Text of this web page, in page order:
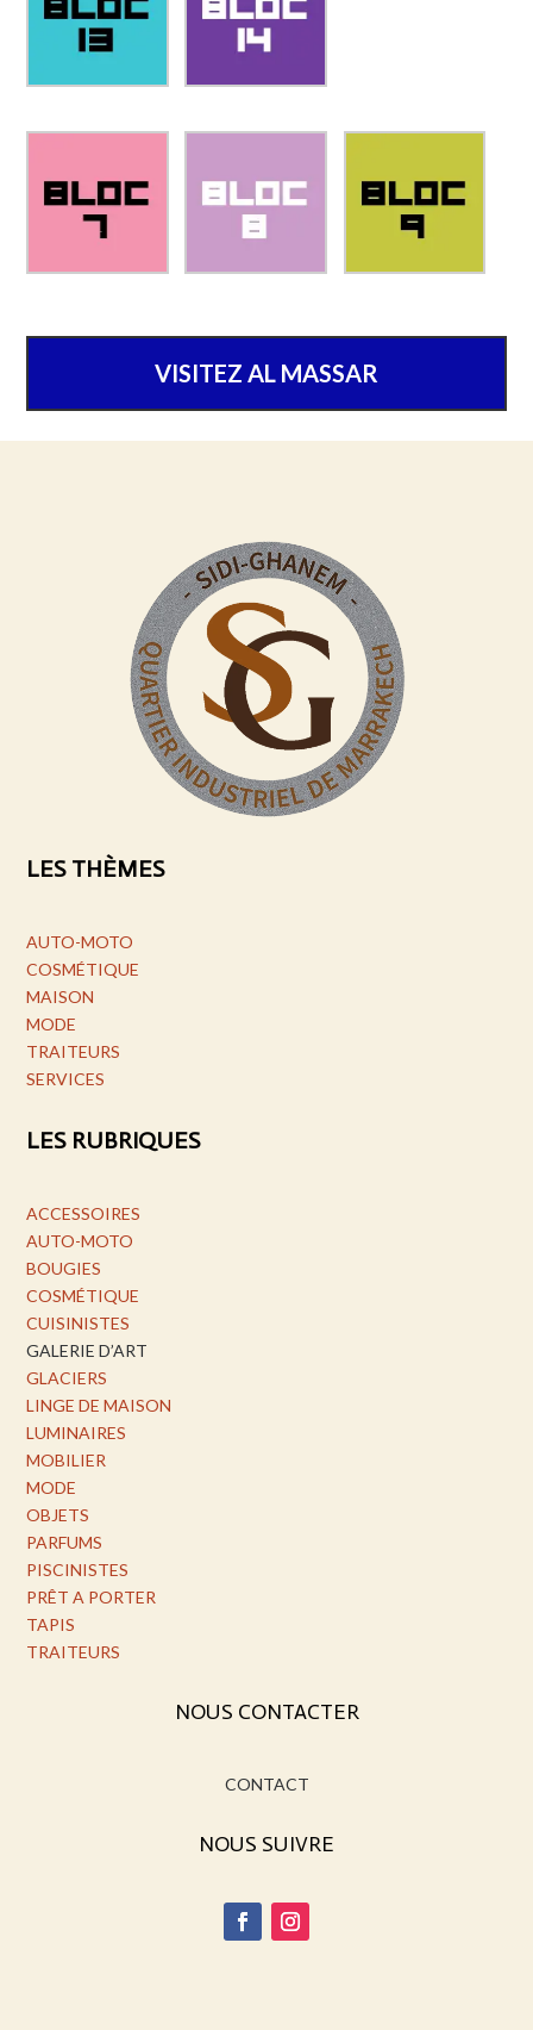
VISITEZ AL MASSAR
LES THÈMES
AUTO-MOTO
COSMÉTIQUE
MAISON
MODE
TRAITEURS
SERVICES
LES RUBRIQUES
ACCESSOIRES
AUTO-MOTO
BOUGIES
COSMÉTIQUE
CUISINISTES
GALERIE D’ART
GLACIERS
LINGE DE MAISON
LUMINAIRES
MOBILIER
MODE
OBJETS
PARFUMS
PISCINISTES
PRÊT A PORTER
TAPIS
TRAITEURS
NOUS CONTACTER
CONTACT
NOUS SUIVRE